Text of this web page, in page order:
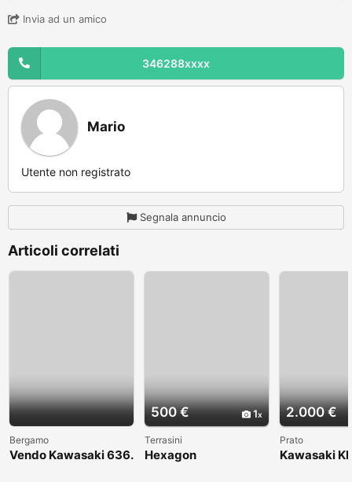
Invia ad un amico
346288xxxx
Mario
Utente non registrato
Segnala annuncio
Articoli correlati
Bergamo
Vendo Kawasaki 636.
500 € 1
Terrasini
Hexagon
2.000 €
Prato
Kawasaki